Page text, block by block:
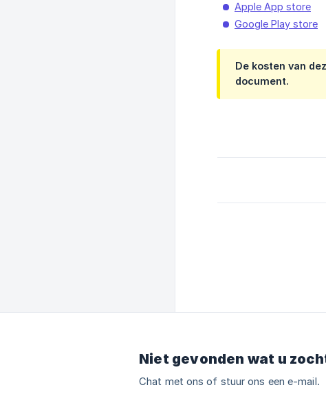
Apple App store
Google Play store
De kosten van
document.
Niet gevonden wat u
Chat met ons of stuur ons een e-mail.